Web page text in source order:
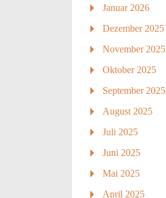
Januar 2026
Dezember 2025
November 2025
Oktober 2025
September 2025
August 2025
Juli 2025
Juni 2025
Mai 2025
April 2025